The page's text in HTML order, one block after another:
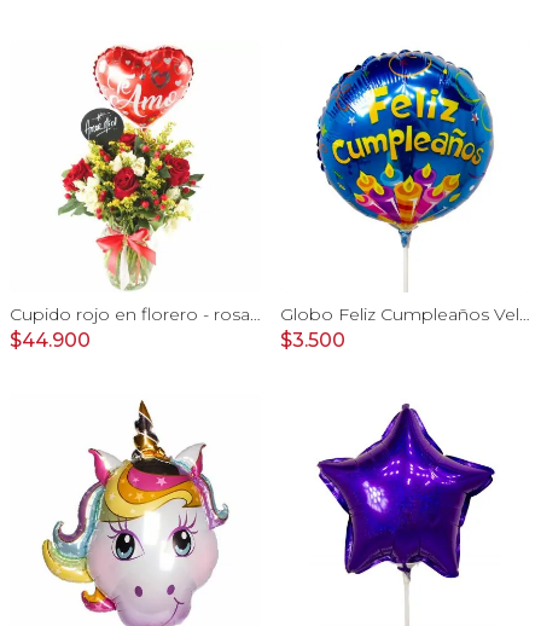
Cupido rojo en florero - rosas, mini rosas, hypericum, globo te amo y pizarra
$44.900
Globo Feliz Cumpleaños Velitas
$3.500